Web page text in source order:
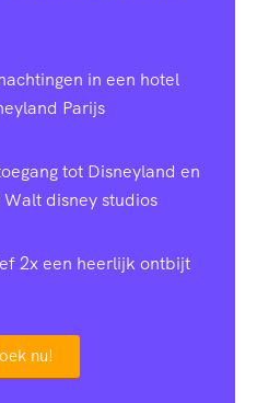
in een hotel
Parijs
tot Disneyland en
disney studios
2x een heerlijk ontbijt
nu!